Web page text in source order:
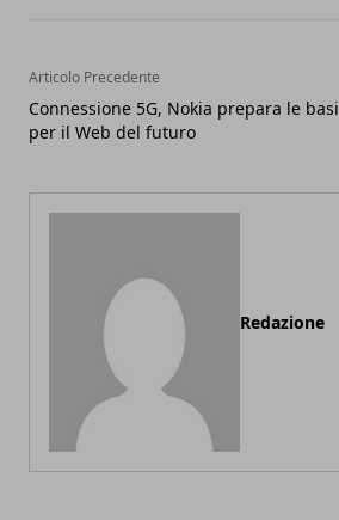
Articolo Precedente
Connessione 5G, Nokia prepara le basi
per il Web del futuro
Redazione